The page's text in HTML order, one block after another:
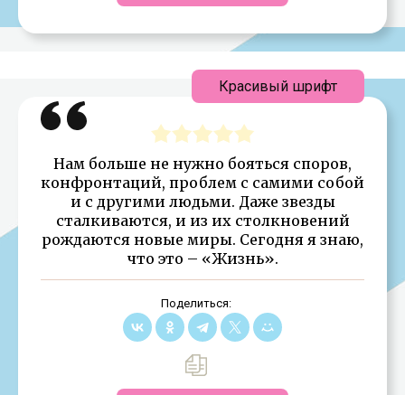
Нам больше не нужно бояться споров,
конфронтаций, проблем с самими собой
и с другими людьми. Даже звезды
сталкиваются, и из их столкновений
рождаются новые миры. Сегодня я знаю,
что это – «Жизнь».
Поделиться:
Красивый шрифт